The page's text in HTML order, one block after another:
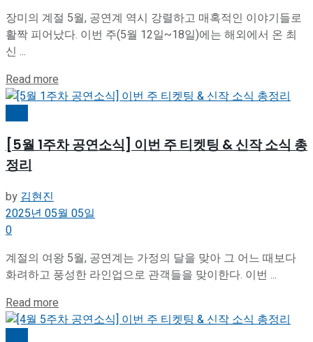
장미의 계절 5월, 공연계 역시 강렬하고 매혹적인 이야기들로
활짝 피어났다. 이번 주(5월 12일~18일)에는 해외에서 온 최
신 ...
Read more
[5월 1주차 공연소식] 이번 주 티켓팅 & 신작 소식 총
정리
by 김현진
2025년 05월 05일
0
계절의 여왕 5월, 공연계는 가정의 달을 맞아 그 어느 때보다
화려하고 풍성한 라인업으로 관객들을 맞이한다. 이번 ...
Read more